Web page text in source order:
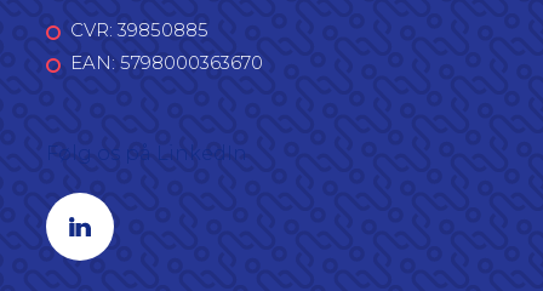
CVR: 39850885
EAN: 5798000363670
Linkedin profil